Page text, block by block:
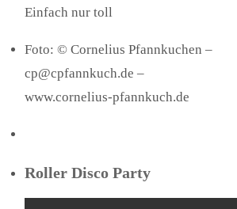
Einfach nur toll
Foto: © Cornelius Pfannkuchen –
cp@cpfannkuch.de –
www.cornelius-pfannkuch.de
Roller Disco Party